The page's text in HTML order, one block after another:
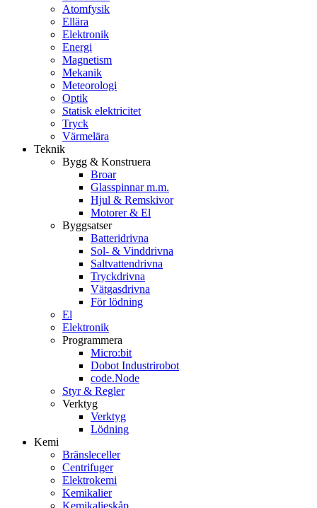
Atomfysik
Ellära
Elektronik
Energi
Magnetism
Mekanik
Meteorologi
Optik
Statisk elektricitet
Tryck
Värmelära
Teknik
Bygg & Konstruera
Broar
Glasspinnar m.m.
Hjul & Remskivor
Motorer & El
Byggsatser
Batteridrivna
Sol- & Vinddrivna
Saltvattendrivna
Tryckdrivna
Vätgasdrivna
För lödning
El
Elektronik
Programmera
Micro:bit
Dobot Industrirobot
code.Node
Styr & Regler
Verktyg
Verktyg
Lödning
Kemi
Bränsleceller
Centrifuger
Elektrokemi
Kemikalier
Kemikalieskåp